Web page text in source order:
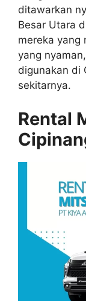
ditawarkan
Besar Utara
mereka yang
yang
digunakan di
sekitarnya.
Rental